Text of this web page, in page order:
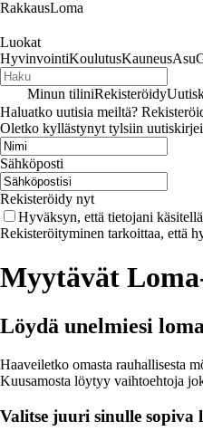
RakkausLoma
Luokat
HyvinvointiKoulutusKauneusAsu
Minun tiliniRekisteröidy
Haluatko uutisia meiltä?
Oletko kyllästynyt tylsiin
Sähköposti
Rekisteröidy nyt
Hyväksyn, että tietojani
Rekisteröityminen tarkoittaa, että
Myytävät
Löydä unelmiesi
Haaveiletko omasta rauhallisesta
Kuusamosta löytyy vaihtoehtoja
Valitse juuri sinulle sopiva